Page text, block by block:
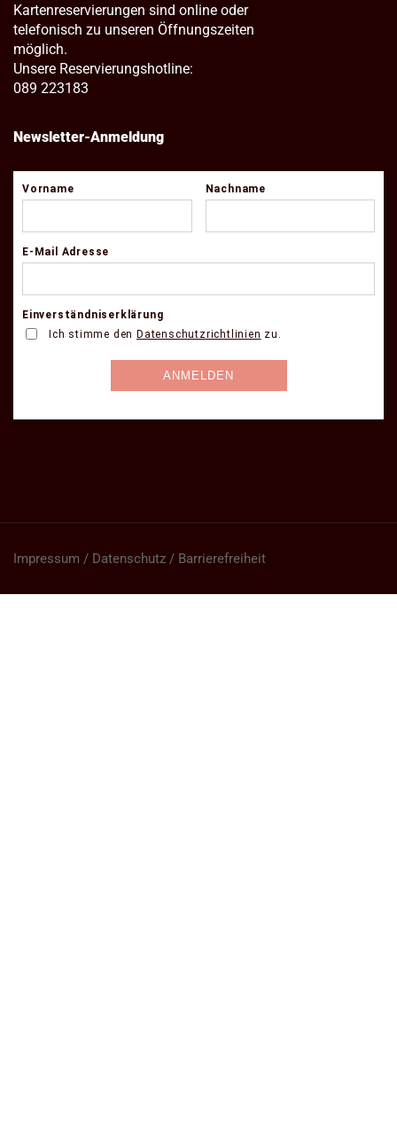
Kartenreservierungen sind online oder
telefonisch zu unseren Öffnungszeiten
möglich.
Unsere Reservierungshotline:
089 223183
Newsletter-Anmeldung
Impressum / Datenschutz / Barrierefreiheit